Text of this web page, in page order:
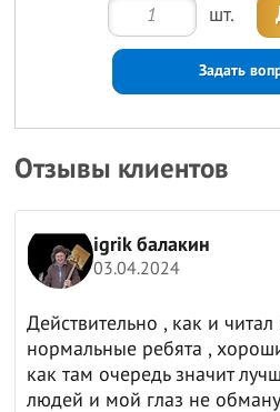
шт.
Задать
Отзывы клиентов
igrik балакин
03.04.2024
Действительно , как и
нормальные ребята ,
как там очередь значит
людей и мой глаз не